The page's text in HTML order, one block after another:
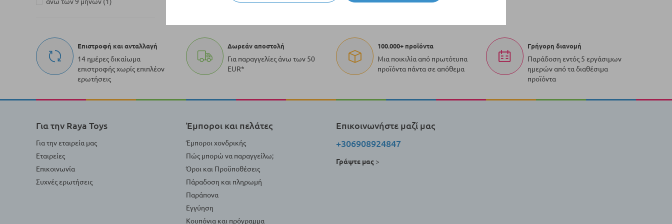
Επιστροφή και ανταλλαγή
14 ημέρες δικαίωμα
επιστροφής χωρίς επιπλέον
ερωτήσεις
Δωρεάν αποστολή
Για παραγγελίες άνω των 50
EUR*
100.000+ προϊόντα
Μια ποικιλία από πρωτότυπα
προϊόντα πάντα σε απόθεμα
Γρήγορη διανομή
Παράδοση εντός 5 εργάσιμων
ημερών από τα διαθέσιμα
προϊόντα
Για την Raya Toys
Για την εταιρεία μας
Εταιρείες
Επικοινωνία
Συχνές ερωτήσεις
Έμποροι και πελάτες
Έμποροι χονδρικής
Πώς μπορώ να παραγγείλω;
Όροι και Προϋποθέσεις
Πάραδοση και πληρωμή
Παράπονα
Εγγύηση
Κουπόνια και πρόγραμμα
Επικοινωνήστε μαζί μας
+306908924847
Γράψτε μας >